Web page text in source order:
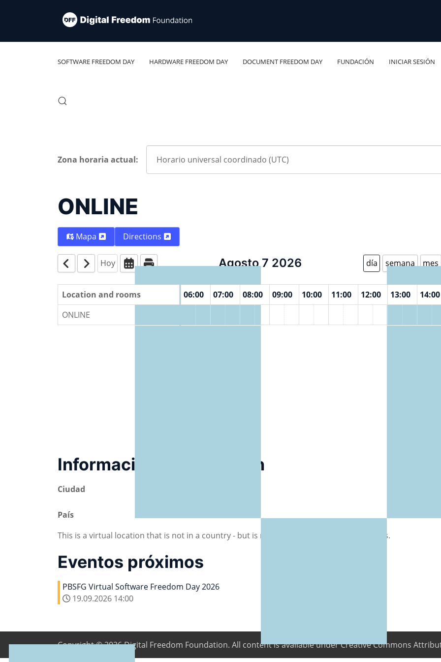
SOFTWARE FREEDOM DAY HARDWARE FREEDOM DAY DOCUMENT FREEDOM DAY FUNDACIÓN INICIAR SESIÓN
Zona horaria actual:
ONLINE
Mapa Directions
Hoy Agosto 7 2026 día semana mes
Location and rooms
02:00 03:00 04:00 06:00 07:00 08:00 09:00 10:00 11:00 12:00 13:00 14:00
ONLINE
Información de ubicación
Ciudad
País
This is a virtual location that is not in a country - but is meant to to used for online events.
Eventos próximos
PBSFG Virtual Software Freedom Day 2026
19.09.2026 14:00
Copyright © 2026Digital Freedom Foundation. All content is available under Creative Commons